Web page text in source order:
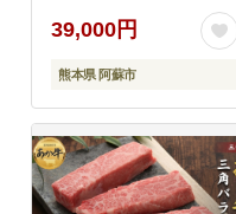
かず 手軽 ご褒美 お祝
い 人気 晩ご飯 焼くだ
け 熊本県 阿蘇市
39,000円
熊本県 阿蘇市